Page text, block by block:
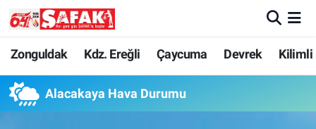
Zonguldak Kdz. Ereğli Çaycuma Devrek Kilimli
Alacakaya Hava Durumu
Zonguldak
Kdz. Ereğli
Zonguldak Nöbetçi Eczaneler
Zonguldak Hava Durumu